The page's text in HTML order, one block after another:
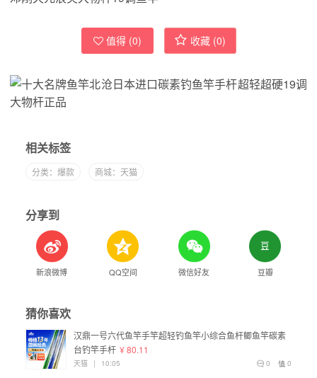
值得 (0) 收藏 (0)
相关标签
分类：爆款 商城：天猫
分享到
新浪微博 QQ空间 微信好友 豆瓣
猜你喜欢
汉鼎一号六代鱼竿手竿超轻钓鱼竿小综合鱼杆鲫鱼竿碳素
台钓竿手杆 ¥ 80.11
0
0
天猫 | 10:05